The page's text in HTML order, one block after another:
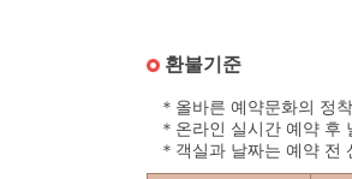
환불기준
＊올바른 예약문화의 정
＊온라인 실시간 예약 후
＊객실과 날짜는 예약 전